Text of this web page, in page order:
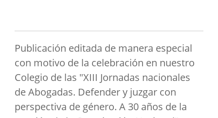
Publicación editada de manera especial
con motivo de la celebración en nuestro
Colegio de las "XIII Jornadas nacionales
de Abogadas. Defender y juzgar con
perspectiva de género. A 30 años de la